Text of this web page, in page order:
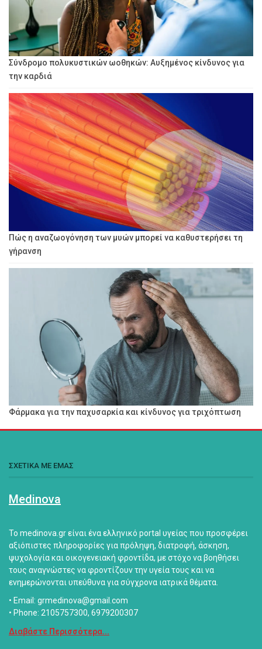
Σύνδρομο πολυκυστικών ωοθηκών: Αυξημένος κίνδυνος για
την καρδιά
Πώς η αναζωογόνηση των μυών μπορεί να καθυστερήσει τη
γήρανση
Φάρμακα για την παχυσαρκία και κίνδυνος για τριχόπτωση
ΣΧΕΤΙΚΑ ΜΕ ΕΜΑΣ
Medinova
Το medinova.gr είναι ένα ελληνικό portal υγείας που προσφέρει
αξιόπιστες πληροφορίες για πρόληψη, διατροφή, άσκηση,
ψυχολογία και οικογενειακή φροντίδα, με στόχο να βοηθήσει
τους αναγνώστες να φροντίζουν την υγεία τους και να
ενημερώνονται υπεύθυνα για σύγχρονα ιατρικά θέματα.
• Email: grmedinova@gmail.com
• Phone: 2105757300, 6979200307
Διαβάστε Περισσότερα...